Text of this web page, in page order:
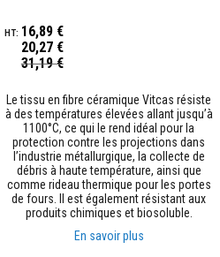
Spécial
20,27 €
16,89 €
31,19 €
Le tissu en fibre céramique Vitcas résiste
à des températures élevées allant jusqu’à
1100°C, ce qui le rend idéal pour la
protection contre les projections dans
l’industrie métallurgique, la collecte de
débris à haute température, ainsi que
comme rideau thermique pour les portes
de fours. Il est également résistant aux
produits chimiques et biosoluble.
En savoir plus